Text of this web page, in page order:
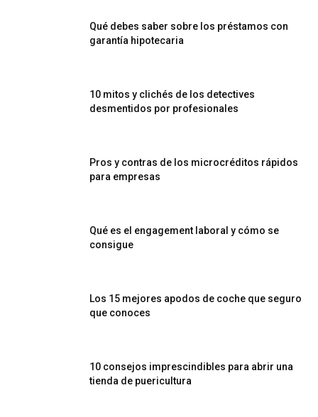
Qué debes saber sobre los préstamos con
garantía hipotecaria
10 mitos y clichés de los detectives
desmentidos por profesionales
Pros y contras de los microcréditos rápidos
para empresas
Qué es el engagement laboral y cómo se
consigue
Los 15 mejores apodos de coche que seguro
que conoces
10 consejos imprescindibles para abrir una
tienda de puericultura